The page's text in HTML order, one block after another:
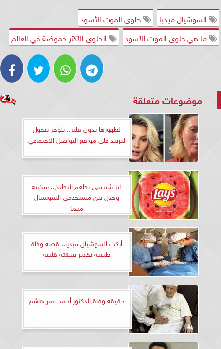
السوشيال ميديا
حلوى الموت الأسود
ما هي حلوى الموت الأسود
الحلوى الأكثر حموضة في العالم
موضوعات متعلقة
لظهورها بدون فلتر.. بلوجر تتحول
لتريند على مواقع التواصل الاجتماعي
ليز شيبسي بطعم البطيخ.. سخرية
وجدل بين مستخدمي السوشيال
ميديا
أبكت السوشيال ميديا.. قصة وفاة
طبيبة تخدير بسكتة قلبية
حقيقة وفاة الدكتور أحمد عمر هاشم